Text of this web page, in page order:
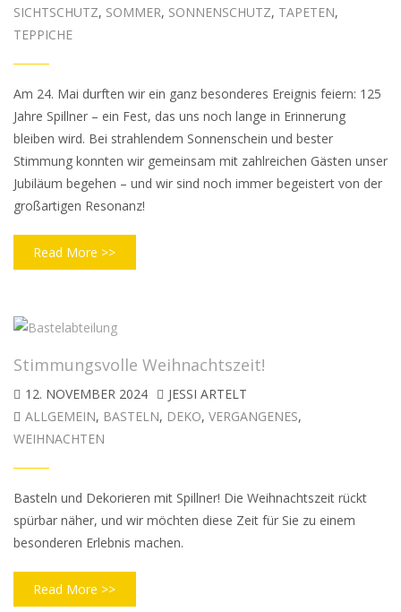
SICHTSCHUTZ, SOMMER, SONNENSCHUTZ, TAPETEN,
TEPPICHE
Am 24. Mai durften wir ein ganz besonderes Ereignis feiern: 125
Jahre Spillner – ein Fest, das uns noch lange in Erinnerung
bleiben wird. Bei strahlendem Sonnenschein und bester
Stimmung konnten wir gemeinsam mit zahlreichen Gästen unser
Jubiläum begehen – und wir sind noch immer begeistert von der
großartigen Resonanz!
Read More >>
Stimmungsvolle Weihnachtszeit!
12. NOVEMBER 2024
JESSI ARTELT
ALLGEMEIN, BASTELN, DEKO, VERGANGENES,
WEIHNACHTEN
Basteln und Dekorieren mit Spillner! Die Weihnachtszeit rückt
spürbar näher, und wir möchten diese Zeit für Sie zu einem
besonderen Erlebnis machen.
Read More >>